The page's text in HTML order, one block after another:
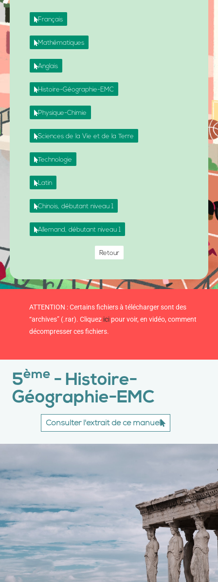
Français
Mathématiques
Anglais
Histoire-Géographie-EMC
Physique-Chimie
Sciences de la Vie et de la Terre
Technologie
Latin
Chinois, débutant niveau 1
Allemand, débutant niveau 1
Retour
ATTENTION : Certains fichiers à télécharger sont des
“archives” (.rar). Cliquez ici pour voir, en vidéo, comment
décompresser ces fichiers.
5ème - Histoire-
Géographie-EMC
Consulter l'extrait de ce manuel